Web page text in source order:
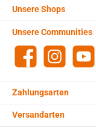
Zahlungsarten
Versandarten
Unsere Communities
Facebook Instagram YouTube
Unsere Shops